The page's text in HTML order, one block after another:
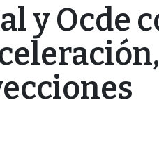
y Ocde